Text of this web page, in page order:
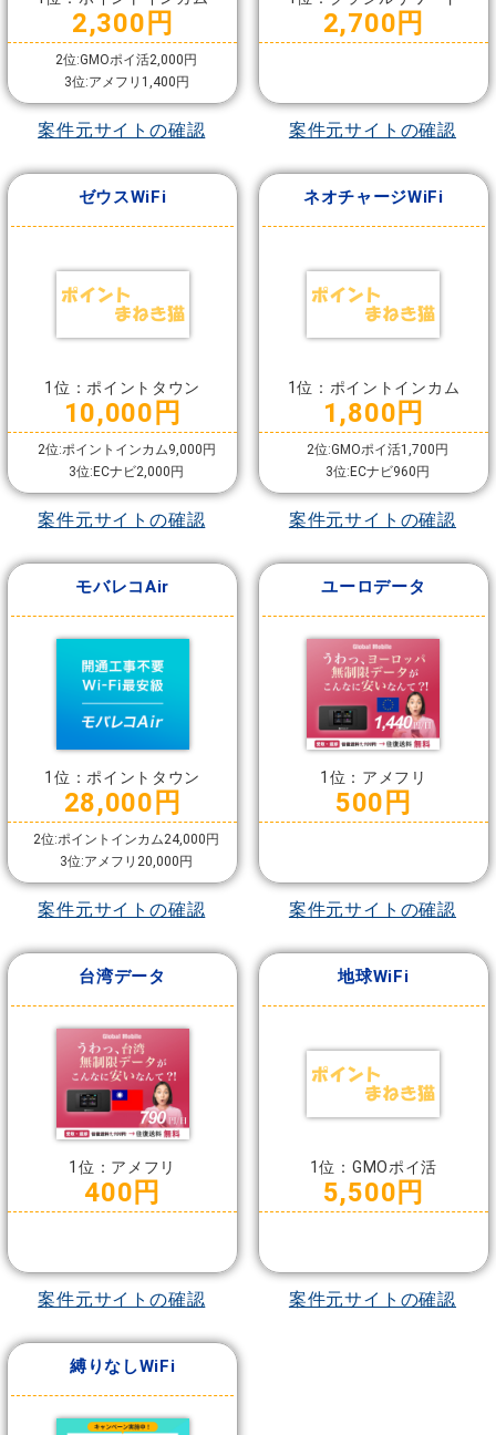
2,300円
2位:GMOポイ活2,000円
3位:アメフリ1,400円
案件元サイトの確認
2,700円
案件元サイトの確認
ゼウスWiFi
1位：ポイントタウン
10,000円
2位:ポイントインカム9,000円
3位:ECナビ2,000円
案件元サイトの確認
ネオチャージWiFi
1位：ポイントインカム
1,800円
2位:GMOポイ活1,700円
3位:ECナビ960円
案件元サイトの確認
モバレコAir
1位：ポイントタウン
28,000円
2位:ポイントインカム24,000円
3位:アメフリ20,000円
案件元サイトの確認
ユーロデータ
1位：アメフリ
500円
案件元サイトの確認
台湾データ
1位：アメフリ
400円
案件元サイトの確認
地球WiFi
1位：GMOポイ活
5,500円
案件元サイトの確認
縛りなしWiFi